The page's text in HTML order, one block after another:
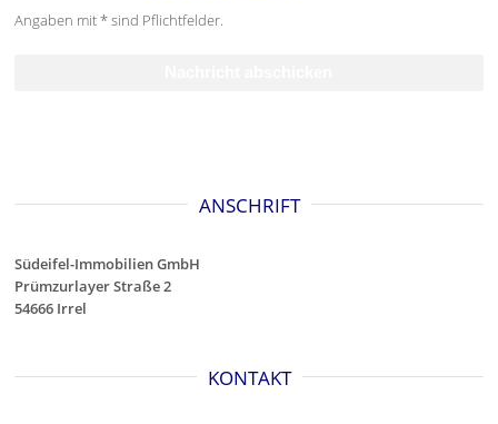
Angaben mit * sind Pflichtfelder.
ANSCHRIFT
Südeifel-Immobilien GmbH
Prümzurlayer Straße 2
54666 Irrel
KONTAKT